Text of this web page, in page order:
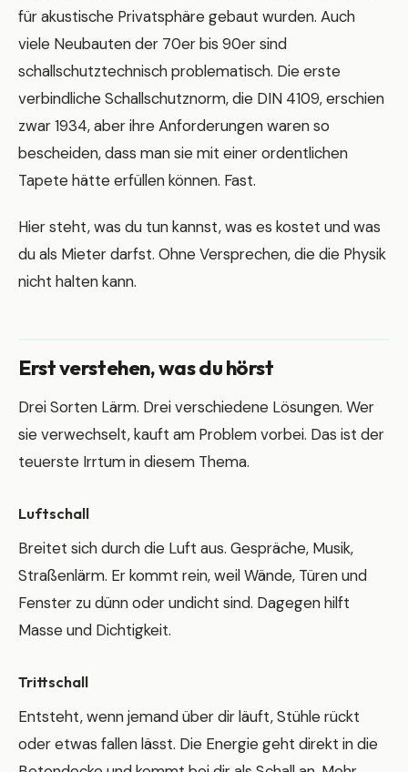
für akustische Privatsphäre gebaut wurden. Auch
viele Neubauten der 70er bis 90er sind
schallschutztechnisch problematisch. Die erste
verbindliche Schallschutznorm, die DIN 4109, erschien
zwar 1934, aber ihre Anforderungen waren so
bescheiden, dass man sie mit einer ordentlichen
Tapete hätte erfüllen können. Fast.
Hier steht, was du tun kannst, was es kostet und was
du als Mieter darfst. Ohne Versprechen, die die Physik
nicht halten kann.
Erst verstehen, was du hörst
Drei Sorten Lärm. Drei verschiedene Lösungen. Wer
sie verwechselt, kauft am Problem vorbei. Das ist der
teuerste Irrtum in diesem Thema.
Luftschall
Breitet sich durch die Luft aus. Gespräche, Musik,
Straßenlärm. Er kommt rein, weil Wände, Türen und
Fenster zu dünn oder undicht sind. Dagegen hilft
Masse und Dichtigkeit.
Trittschall
Entsteht, wenn jemand über dir läuft, Stühle rückt
oder etwas fallen lässt. Die Energie geht direkt in die